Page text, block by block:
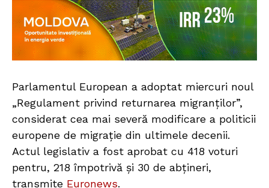
Parlamentul European a adoptat miercuri noul
„Regulament privind returnarea migranților”,
considerat cea mai severă modificare a politicii
europene de migrație din ultimele decenii.
Actul legislativ a fost aprobat cu 418 voturi
pentru, 218 împotrivă și 30 de abțineri,
transmite Euronews.